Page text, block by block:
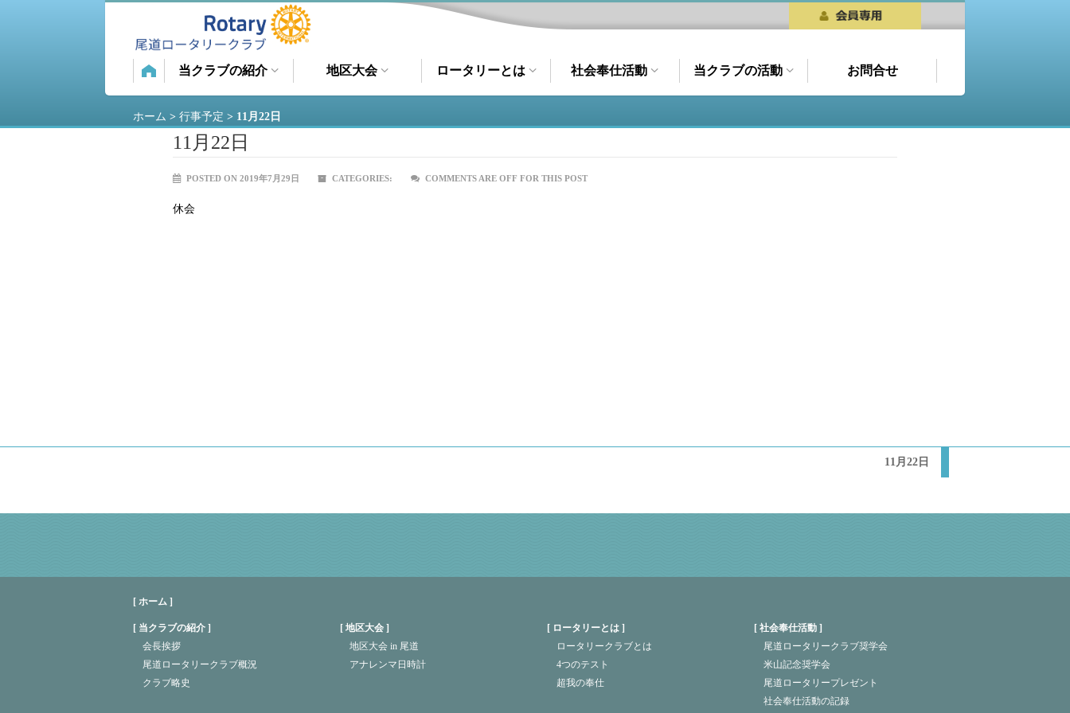
当クラブの紹介 地区大会 ロータリーとは 社会奉仕活動 当クラブの活動 お問合せ
ホーム > 行事予定 > 11月22日
11月22日
POSTED ON 2019年7月29日 CATEGORIES: COMMENTS ARE OFF FOR THIS POST
休会
11月22日
[ ホーム ]
当クラブの紹介
会長挨拶
尾道ロータリークラブ概況
クラブ略史
地区大会
地区大会 in 尾道
アナレンマ日時計
ロータリーとは
ロータリークラブとは
4つのテスト
超我の奉仕
社会奉仕活動
尾道ロータリークラブ奨学会
米山記念奨学会
尾道ロータリープレゼント
社会奉仕活動の記録